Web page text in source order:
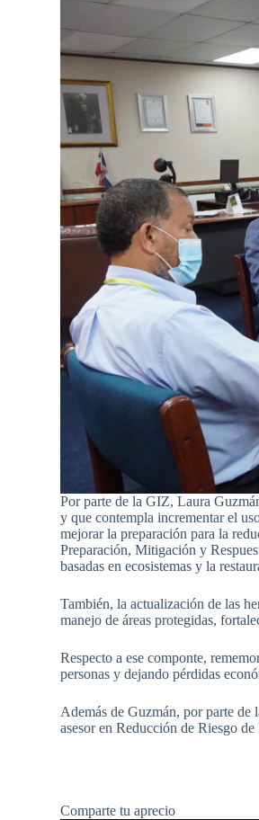
Por parte de la GIZ, Laura
y que contempla incrementar el
mejorar la preparación para la
Preparación, Mitigación y
basadas en ecosistemas y la
También, la actualización de las
manejo de áreas protegidas,
Respecto a ese componte,
personas y dejando pérdidas
Además de Guzmán, por parte
asesor en Reducción de Riesgo de
Comparte tu aprecio